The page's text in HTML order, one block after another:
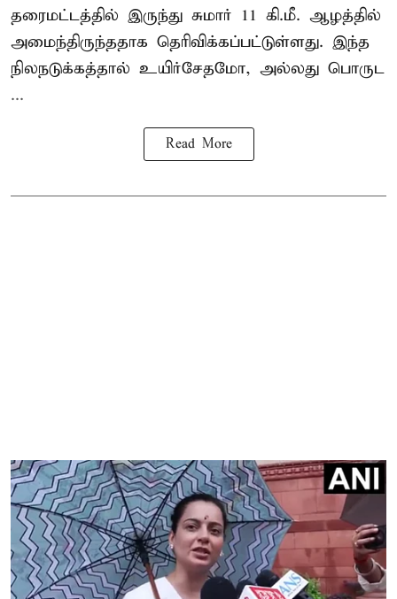
தரைமட்டத்தில் இருந்து சுமார் 11 கி.மீ. ஆழத்தில்
அமைந்திருந்ததாக தெரிவிக்கப்பட்டுள்ளது. இந்த
நிலநடுக்கத்தால் உயிர்சேதமோ, அல்லது பொருட
...
Read More